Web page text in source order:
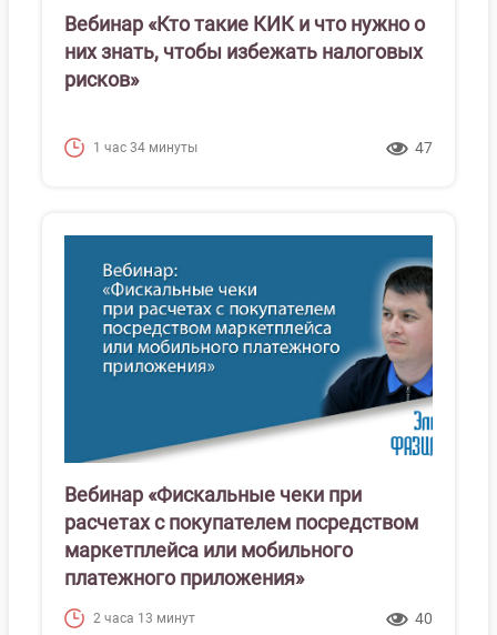
Вебинар «Кто такие КИК и что нужно о
них знать, чтобы избежать налоговых
рисков»
1 час 34 минуты 47
Вебинар «Фискальные чеки при
расчетах с покупателем посредством
маркетплейса или мобильного
платежного приложения»
2 часа 13 минут 40